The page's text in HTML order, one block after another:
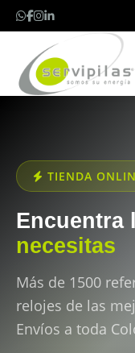
TIENDA
Encuentra
necesitas
Más de 1500
relojes de las
Envíos a toda